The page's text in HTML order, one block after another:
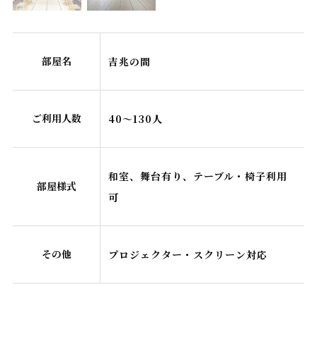
部屋名 吉兆の間
ご利用人数 40～130人
部屋様式
和室、舞台有り、テーブル・椅子利用
可
その他 プロジェクター・スクリーン対応